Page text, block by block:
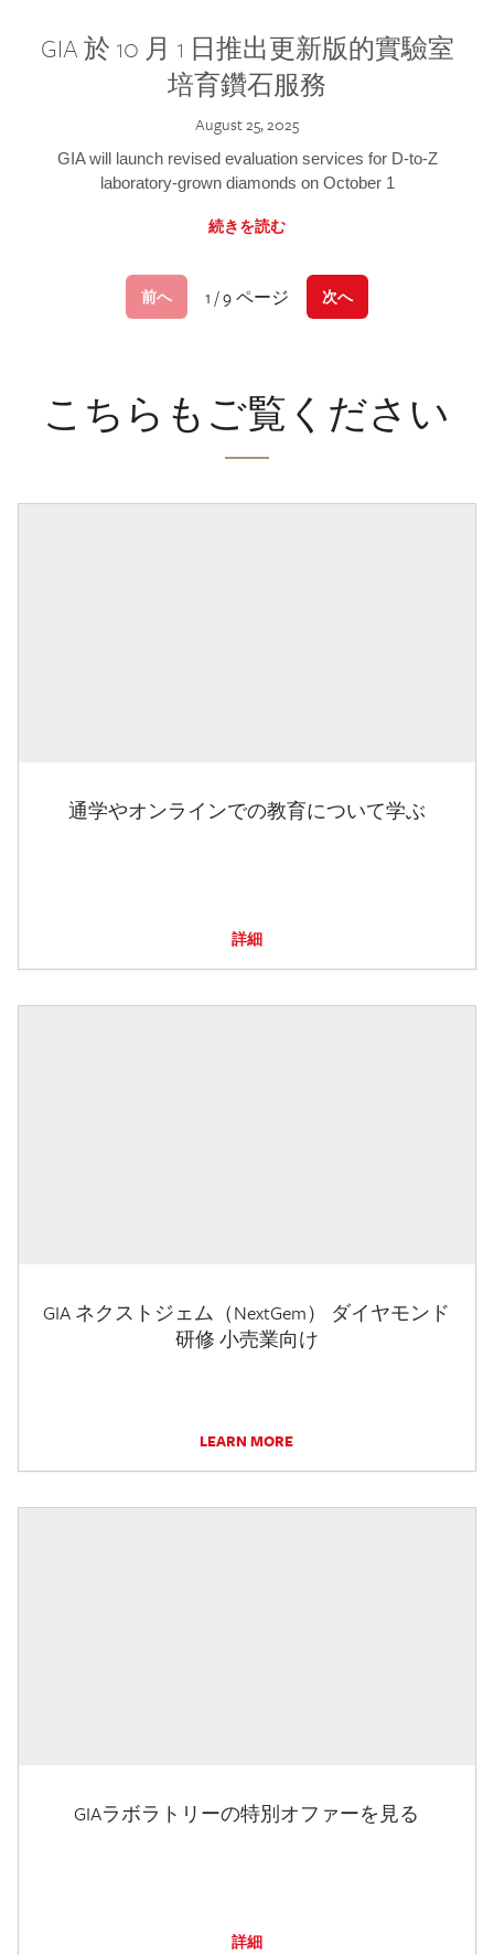
GIA 於 10 月 1 日推出更新版的實驗室
培育鑽石服務
August 25, 2025
GIA will launch revised evaluation services for D-to-Z
laboratory-grown diamonds on October 1
続きを読む
前へ 1 / 9 ページ 次へ
こちらもご覧ください
通学やオンラインでの教育について学ぶ
詳細
GIA ネクストジェム（NextGem） ダイヤモンド
研修 小売業向け
LEARN MORE
GIAラボラトリーの特別オファーを見る
詳細